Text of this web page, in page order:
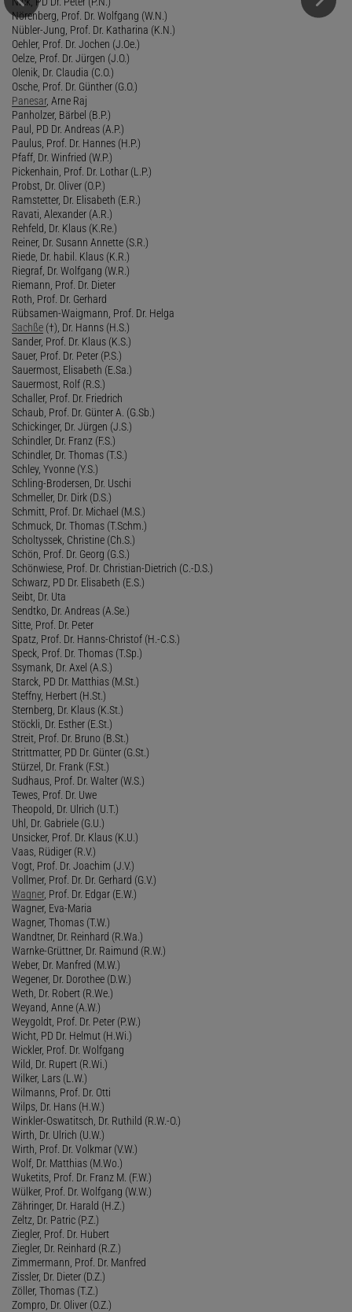
Nörenberg, Prof. Dr. Wolfgang (W.N.)
Nübler-Jung, Prof. Dr. Katharina (K.N.)
Oehler, Prof. Dr. Jochen (J.Oe.)
Oelze, Prof. Dr. Jürgen (J.O.)
Olenik, Dr. Claudia (C.O.)
Osche, Prof. Dr. Günther (G.O.)
Panesar, Arne Raj
Panholzer, Bärbel (B.P.)
Paul, PD Dr. Andreas (A.P.)
Paulus, Prof. Dr. Hannes (H.P.)
Pfaff, Dr. Winfried (W.P.)
Pickenhain, Prof. Dr. Lothar (L.P.)
Probst, Dr. Oliver (O.P.)
Ramstetter, Dr. Elisabeth (E.R.)
Ravati, Alexander (A.R.)
Rehfeld, Dr. Klaus (K.Re.)
Reiner, Dr. Susann Annette (S.R.)
Riede, Dr. habil. Klaus (K.R.)
Riegraf, Dr. Wolfgang (W.R.)
Riemann, Prof. Dr. Dieter
Roth, Prof. Dr. Gerhard
Rübsamen-Waigmann, Prof. Dr. Helga
Sachße (†), Dr. Hanns (H.S.)
Sander, Prof. Dr. Klaus (K.S.)
Sauer, Prof. Dr. Peter (P.S.)
Sauermost, Elisabeth (E.Sa.)
Sauermost, Rolf (R.S.)
Schaller, Prof. Dr. Friedrich
Schaub, Prof. Dr. Günter A. (G.Sb.)
Schickinger, Dr. Jürgen (J.S.)
Schindler, Dr. Franz (F.S.)
Schindler, Dr. Thomas (T.S.)
Schley, Yvonne (Y.S.)
Schling-Brodersen, Dr. Uschi
Schmeller, Dr. Dirk (D.S.)
Schmitt, Prof. Dr. Michael (M.S.)
Schmuck, Dr. Thomas (T.Schm.)
Scholtyssek, Christine (Ch.S.)
Schön, Prof. Dr. Georg (G.S.)
Schönwiese, Prof. Dr. Christian-Dietrich (C.-D.S.)
Schwarz, PD Dr. Elisabeth (E.S.)
Seibt, Dr. Uta
Sendtko, Dr. Andreas (A.Se.)
Sitte, Prof. Dr. Peter
Spatz, Prof. Dr. Hanns-Christof (H.-C.S.)
Speck, Prof. Dr. Thomas (T.Sp.)
Ssymank, Dr. Axel (A.S.)
Starck, PD Dr. Matthias (M.St.)
Steffny, Herbert (H.St.)
Sternberg, Dr. Klaus (K.St.)
Stöckli, Dr. Esther (E.St.)
Streit, Prof. Dr. Bruno (B.St.)
Strittmatter, PD Dr. Günter (G.St.)
Stürzel, Dr. Frank (F.St.)
Sudhaus, Prof. Dr. Walter (W.S.)
Tewes, Prof. Dr. Uwe
Theopold, Dr. Ulrich (U.T.)
Uhl, Dr. Gabriele (G.U.)
Unsicker, Prof. Dr. Klaus (K.U.)
Vaas, Rüdiger (R.V.)
Vogt, Prof. Dr. Joachim (J.V.)
Vollmer, Prof. Dr. Dr. Gerhard (G.V.)
Wagner, Prof. Dr. Edgar (E.W.)
Wagner, Eva-Maria
Wagner, Thomas (T.W.)
Wandtner, Dr. Reinhard (R.Wa.)
Warnke-Grüttner, Dr. Raimund (R.W.)
Weber, Dr. Manfred (M.W.)
Wegener, Dr. Dorothee (D.W.)
Weth, Dr. Robert (R.We.)
Weyand, Anne (A.W.)
Weygoldt, Prof. Dr. Peter (P.W.)
Wicht, PD Dr. Helmut (H.Wi.)
Wickler, Prof. Dr. Wolfgang
Wild, Dr. Rupert (R.Wi.)
Wilker, Lars (L.W.)
Wilmanns, Prof. Dr. Otti
Wilps, Dr. Hans (H.W.)
Winkler-Oswatitsch, Dr. Ruthild (R.W.-O.)
Wirth, Dr. Ulrich (U.W.)
Wirth, Prof. Dr. Volkmar (V.W.)
Wolf, Dr. Matthias (M.Wo.)
Wuketits, Prof. Dr. Franz M. (F.W.)
Wülker, Prof. Dr. Wolfgang (W.W.)
Zähringer, Dr. Harald (H.Z.)
Zeltz, Dr. Patric (P.Z.)
Ziegler, Prof. Dr. Hubert
Ziegler, Dr. Reinhard (R.Z.)
Zimmermann, Prof. Dr. Manfred
Zissler, Dr. Dieter (D.Z.)
Zöller, Thomas (T.Z.)
Zompro, Dr. Oliver (O.Z.)